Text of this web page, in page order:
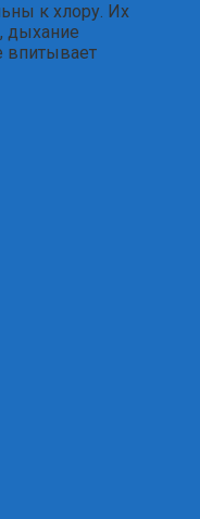
к хлору. Их
дыхание
впитывает